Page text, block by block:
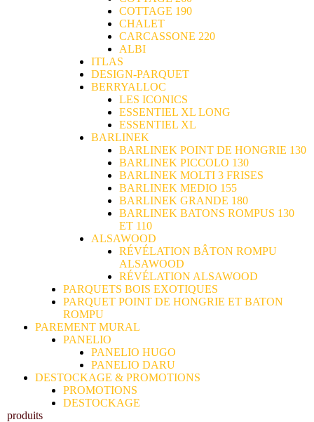
COTTAGE 190
CHALET
CARCASSONE 220
ALBI
ITLAS
DESIGN-PARQUET
BERRYALLOC
LES ICONICS
ESSENTIEL XL LONG
ESSENTIEL XL
BARLINEK
BARLINEK POINT DE HONGRIE 130
BARLINEK PICCOLO 130
BARLINEK MOLTI 3 FRISES
BARLINEK MEDIO 155
BARLINEK GRANDE 180
BARLINEK BATONS ROMPUS 130
ET 110
ALSAWOOD
RÉVÉLATION BÂTON ROMPU
ALSAWOOD
RÉVÉLATION ALSAWOOD
PARQUETS BOIS EXOTIQUES
PARQUET POINT DE HONGRIE ET BATON
ROMPU
PAREMENT MURAL
PANELIO
PANELIO HUGO
PANELIO DARU
DESTOCKAGE & PROMOTIONS
PROMOTIONS
DESTOCKAGE
produits